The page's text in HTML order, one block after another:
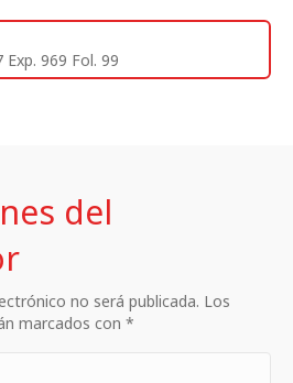
Exp. 969 Fol. 99
del
no será publicada. Los
marcados con *